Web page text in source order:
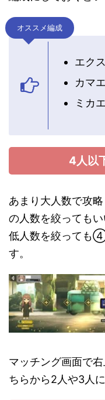
オススメ編成
エク
カマ
ミカ
4人以
あまり大人数で攻
の人数を絞っても
低人数を絞っても
す。
マッチング画面で
ちらから2人や3人